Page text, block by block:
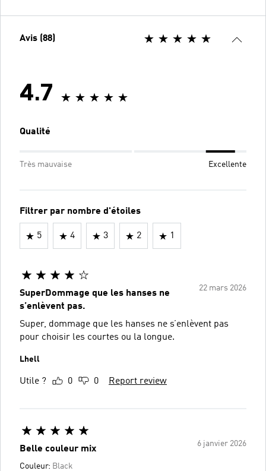
Avis (88)
4.7
Qualité
Très mauvaise Excellente
Filtrer par nombre d'étoiles
5 4 3 2 1
22 mars 2026
SuperDommage que les hanses ne
s’enlèvent pas.
Super, dommage que les hanses ne s’enlèvent pas
pour choisir les courtes ou la longue.
Lhell
Utile ? 0 0 Report review
6 janvier 2026
Belle couleur mix
Couleur: Black